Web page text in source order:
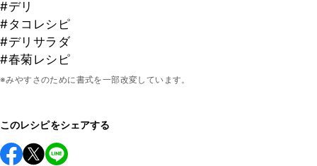
#デリ
#タコレシピ
#デリサラダ
#春菊レシピ
※みやすさのために書式を一部改変しています。
このレシピをシェアする